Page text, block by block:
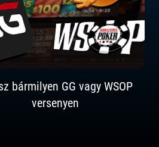
bármilyen GG vagy WSOP
versenyen